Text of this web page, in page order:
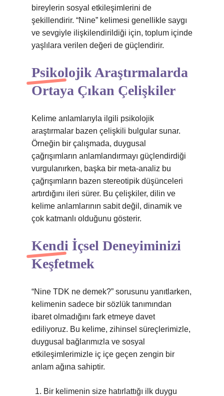
bireylerin sosyal etkileşimlerini de
şekillendirir. “Nine” kelimesi genellikle saygı
ve sevgiyle ilişkilendirildiği için, toplum içinde
yaşlılara verilen değeri de güçlendirir.
Psikolojik Araştırmalarda
Ortaya Çıkan Çelişkiler
Kelime anlamlarıyla ilgili psikolojik
araştırmalar bazen çelişkili bulgular sunar.
Örneğin bir çalışmada, duygusal
çağrışımların anlamlandırmayı güçlendirdiği
vurgulanırken, başka bir meta‑analiz bu
çağrışımların bazen stereotipik düşünceleri
artırdığını ileri sürer. Bu çelişkiler, dilin ve
kelime anlamlarının sabit değil, dinamik ve
çok katmanlı olduğunu gösterir.
Kendi İçsel Deneyiminizi
Keşfetmek
“Nine TDK ne demek?” sorusunu yanıtlarken,
kelimenin sadece bir sözlük tanımından
ibaret olmadığını fark etmeye davet
ediliyoruz. Bu kelime, zihinsel süreçlerimizle,
duygusal bağlarımızla ve sosyal
etkileşimlerimizle iç içe geçen zengin bir
anlam ağına sahiptir.
Bir kelimenin size hatırlattığı ilk duygu